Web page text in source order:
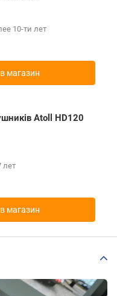
10-ти лет
магазин
Atoll HD120
лет
магазин